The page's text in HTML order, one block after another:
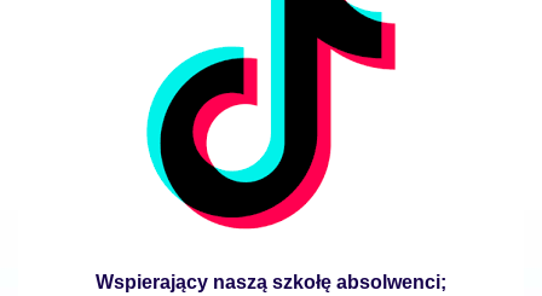
Wspierający naszą szkołę absolwenci;